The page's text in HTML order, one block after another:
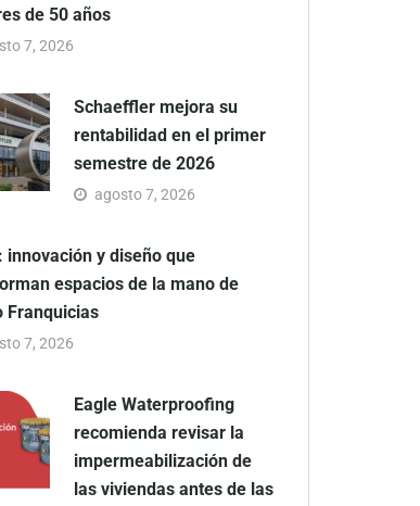
de 50 años
7, 2026
Schaeffler mejora su
rentabilidad en el primer
semestre de 2026
agosto 7, 2026
innovación y diseño que
espacios de la mano de
Franquicias
7, 2026
Eagle Waterproofing
recomienda revisar la
impermeabilización de
las viviendas antes de las